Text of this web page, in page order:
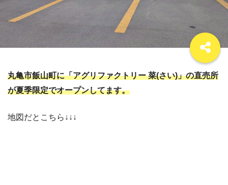
丸亀市飯山町に「アグリファクトリー 菜(さい)」の直売所
が夏季限定でオープンしてます。
地図だとこちら↓↓↓